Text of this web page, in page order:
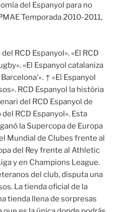
del Espanyol para no
Temporada 2010-2011,
RCD Espanyol». «El RCD
«El Espanyol catalaniza
↑ «El Espanyol
RCD Espanyol la història
del RCD Espanyol de
RCD Espanyol». Esta
la Supercopa de Europa
Mundial de Clubes frente al
del Rey frente al Athletic
y en Champions League.
del club, disputa una
La tienda oficial de la
tienda llena de sorpresas